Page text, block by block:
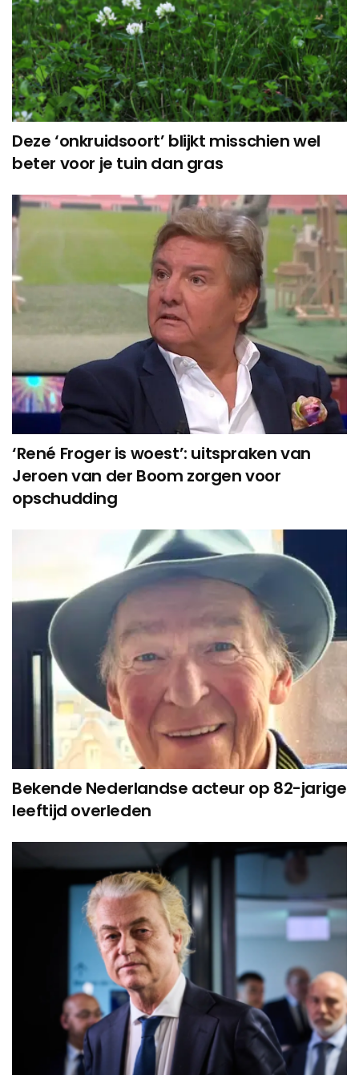
Deze ‘onkruidsoort’ blijkt misschien wel
beter voor je tuin dan gras
‘René Froger is woest’: uitspraken van
Jeroen van der Boom zorgen voor
opschudding
Bekende Nederlandse acteur op 82-jarige
leeftijd overleden